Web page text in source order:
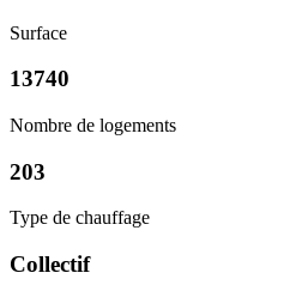
Surface
13740
Nombre de logements
203
Type de chauffage
Collectif